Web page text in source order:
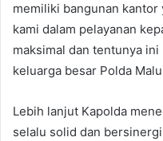
memiliki bangunan kantor
kami dalam pelayanan
maksimal dan tentunya
keluarga besar Polda
Lebih lanjut Kapolda
selalu solid dan